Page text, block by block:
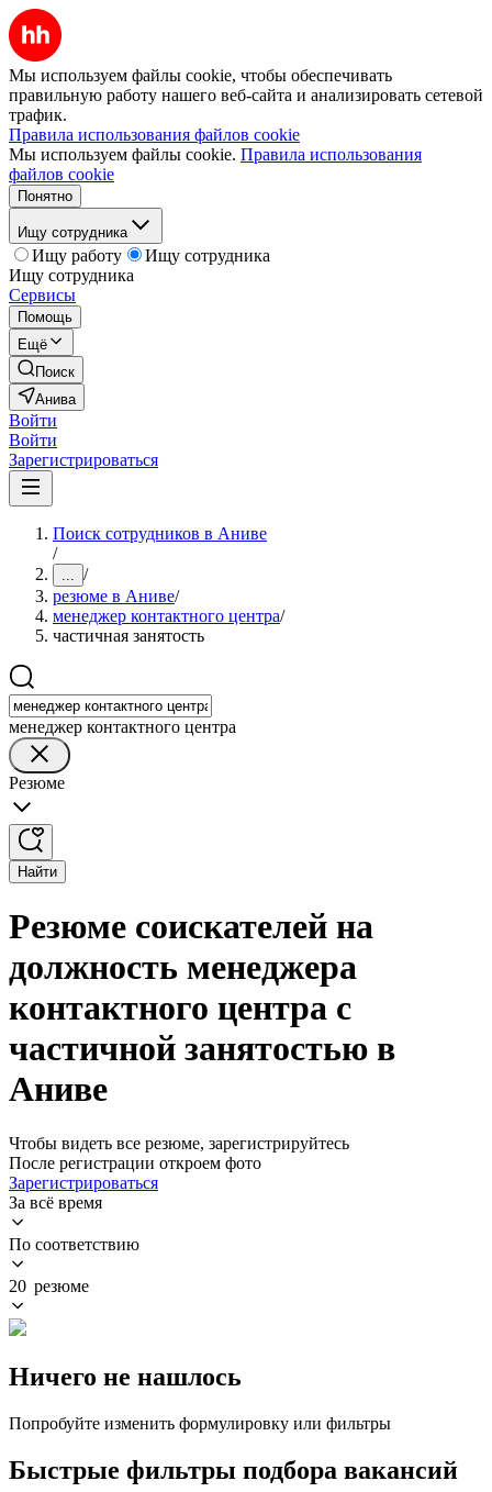
Мы используем файлы cookie, чтобы обеспечивать
правильную работу нашего веб-сайта и анализировать сетевой
трафик.
Правила использования файлов cookie
Мы используем файлы cookie. Правила использования
файлов cookie
Понятно
Ищу сотрудника
Ищу работу
Ищу сотрудника
Ищу сотрудника
Сервисы
Помощь
Ещё
Поиск
Анива
Войти
Войти
Зарегистрироваться
Поиск сотрудников в Аниве
/
... /
резюме в Аниве/
менеджер контактного центра/
частичная занятость
менеджер контактного центра
Резюме
Найти
Резюме соискателей на
должность менеджера
контактного центра с
частичной занятостью в
Аниве
Чтобы видеть все резюме, зарегистрируйтесь
После регистрации откроем фото
Зарегистрироваться
За всё время
По соответствию
20 резюме
Ничего не нашлось
Попробуйте изменить формулировку или фильтры
Быстрые фильтры подбора вакансий